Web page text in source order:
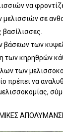
να
σε
βασίλισσες.
βάσεων των
των κηρηθρών
των
πρέπει να